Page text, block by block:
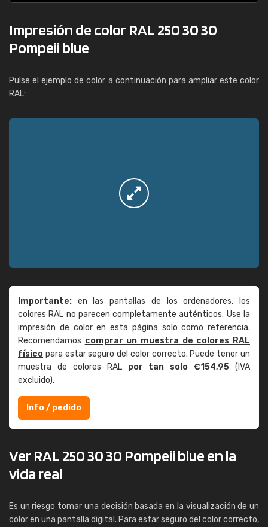
Impresión de color RAL 250 30 30
Pompeii blue
Pulse el ejemplo de color a continuación para ampliar este color
RAL:
Importante: en las pantallas de los ordenadores, los
colores RAL no parecen completamente auténticos. Use la
impresión de color en esta página solo como referencia.
Recomendamos comprar un muestra de colores RAL
físico para estar seguro del color correcto. Puede tener un
muestra de colores RAL por tan solo €154,95 (IVA
excluido).
Info / pedido
Ver RAL 250 30 30 Pompeii blue en la
vida real
Es un riesgo tomar una decisión basada en la visualización de un
color en una pantalla digital. Para estar seguro del color correcto,